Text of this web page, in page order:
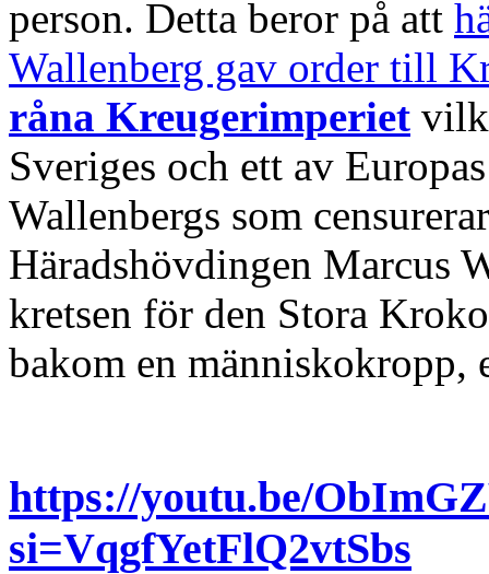
person. Detta beror på att
Wallenberg gav order till
råna Kreugerimperiet
Sveriges och ett av
Wallenbergs som
Häradshövdingen Marcus
kretsen för den Stora
bakom en människokropp,
https://youtu.be/
si=VqgfYetFlQ2vtSbs